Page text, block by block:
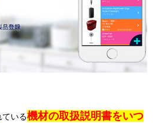
いる機材の取扱説明書をいつ